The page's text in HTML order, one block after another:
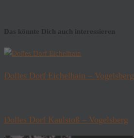
Das könnte Dich auch interessieren
Dolles Dorf Eichelhain – Vogelsberg
Dolles Dorf Kaulstoß – Vogelsberg